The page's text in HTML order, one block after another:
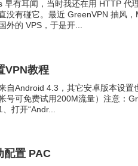
早有耳闻，当时我还在用 HTTP 代
没有碰它。最近 GreenVPN 抽风
外的 VPS，于是开...
VPN教程
自Android 4.3，其它安卓版本设
号可免费试用200M流量）注意：
打开“Andr...
配置 PAC